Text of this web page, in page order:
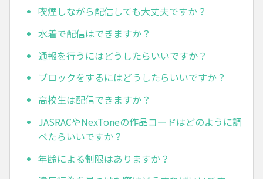
喫煙しながら配信しても大丈夫ですか？
水着で配信はできますか？
通報を行うにはどうしたらいいですか？
ブロックをするにはどうしたらいいですか？
高校生は配信できますか？
JASRACやNexToneの作品コードはどのように調
べたらいいですか？
年齢による制限はありますか？